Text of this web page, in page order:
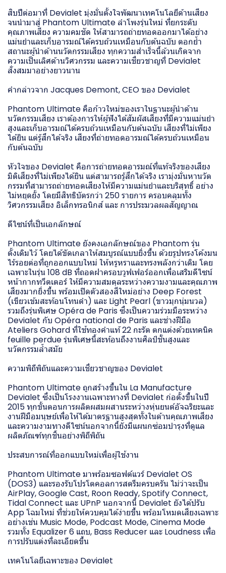
สิบปีต่อมาที่ Devialet มุ่งมั่นตั้งใจพัฒนาเทคโนโลยีด้านเสียง
จนนำมาสู่ Phantom Ultimate ลำโพงรุ่นใหม่ ที่ยกระดับ
คุณภาพเสียง ความคมชัด ให้สามารถถ่ายทอดออกมาได้อย่าง
แม่นยำและเก็บอารมณ์ได้ครบถ้วนเหมือนกับต้นฉบับ ตอกย้ำ
สถานะผู้นำด้านนวัตกรรมเสียง ทุกความสำเร็จนี้ล้วนเกิดจาก
ความเป็นเลิศด้านวิศวกรรม และความเชี่ยวชาญที่ Devialet
สั่งสมมาอย่างยาวนาน
คำกล่าวจาก Jacques Demont, CEO ของ Devialet
Phantom Ultimate คือก้าวใหม่ของเราในฐานะผู้นำด้าน
นวัตกรรมเสียง เราต้องการให้ผู้ฟังได้สัมผัสเสียงที่มีความแม่นยำ
สูงและเก็บอารมณ์ได้ครบถ้วนเหมือนกับต้นฉบับ เสียงที่ไม่เพียง
ได้ยิน แต่รู้สึกได้จริง เสียงที่ถ่ายทอดอารมณ์ได้ครบถ้วนเหมือน
กับต้นฉบับ
หัวใจของ Devialet คือการถ่ายทอดอารมณ์ที่แท้จริงของเสียง
มิติเสียงที่ไม่เพียงได้ยิน แต่สามารถรู้สึกได้จริง เรามุ่งมั่นหานวัต
กรรมที่สามารถถ่ายทอดเสียงให้มีความแม่นยำและบริสุทธิ์ อย่าง
ไม่หยุดยั้ง โดยมีสิทธิบัตรกว่า 250 รายการ ครอบคลุมทั้ง
วิศวกรรมเสียง อิเล็กทรอนิกส์ และ การประมวลผลสัญญาณ
ดีไซน์ที่เป็นเอกลักษณ์
Phantom Ultimate ยังคงเอกลักษณ์ของ Phantom รุ่น
ดั้งเดิมไว้ โดยได้ขัดเกลาให้สมบูรณ์แบบยิ่งขึ้น ด้วยรูปทรงโค้งมน
ไร้รอยต่อที่ถูกออกแบบใหม่ ให้หรูหราและทรงพลังกว่าเดิม โดย
เฉพาะในรุ่น 108 dB ที่ถอดฝาครอบวูฟเฟอร์ออกเพื่อเสริมดีไซน์
หน้ากากทวีตเตอร์ ให้มีความสมดุลระหว่างความงามและคุณภาพ
เสียงมากยิ่งขึ้น พร้อมเปิดตัวสองสีใหม่อย่าง Deep Forest
(เขียวเข้มสะท้อนโทนดำ) และ Light Pearl (ขาวมุกนุ่มนวล)
รวมถึงรุ่นพิเศษ Opéra de Paris ซึ่งเป็นความร่วมมือระหว่าง
Devialet กับ Opéra national de Paris และช่างฝีมือ
Ateliers Gohard ที่ใช้ทองคำแท้ 22 กะรัต ตกแต่งด้วยเทคนิค
feuille perdue รุ่นพิเศษนี้สะท้อนถึงงานศิลป์ชั้นสูงและ
นวัตกรรมล้ำสมัย
ความพิถีพิถันและความเชี่ยวชาญของ Devialet
Phantom Ultimate ถูกสร้างขึ้นใน La Manufacture
Devialet ซึ่งเป็นโรงงานเฉพาะทางที่ Devialet ก่อตั้งขึ้นในปี
2015 ทุกขั้นตอนการผลิตผสมผสานระหว่างหุ่นยนต์อัจฉริยะและ
งานฝีมือมนุษย์เพื่อให้ได้มาตรฐานสูงสุดทั้งในด้านคุณภาพเสียง
และความงามทางดีไซน์นอกจากนี้ยังมีแผนกซ่อมบำรุงที่ดูแล
ผลิตภัณฑ์ทุกชิ้นอย่างพิถีพิถัน
ประสบการณ์ที่ออกแบบใหม่เพื่อผู้ใช้งาน
Phantom Ultimate มาพร้อมซอฟต์แวร์ Devialet OS
(DOS3) และรองรับโปรโตคอลการสตรีมครบครัน ไม่ว่าจะเป็น
AirPlay, Google Cast, Roon Ready, Spotify Connect,
Tidal Connect และ UPnP นอกจากนี้ Devialet ยังได้ปรับ
App โฉมใหม่ ที่ช่วยให้ควบคุมได้ง่ายขึ้น พร้อมโหมดเสียงเฉพาะ
อย่างเช่น Music Mode, Podcast Mode, Cinema Mode
รวมทั้ง Equalizer 6 แถบ, Bass Reducer และ Loudness เพื่อ
การปรับแต่งที่ละเอียดขึ้น
เทคโนโลยีเฉพาะของ Devialet